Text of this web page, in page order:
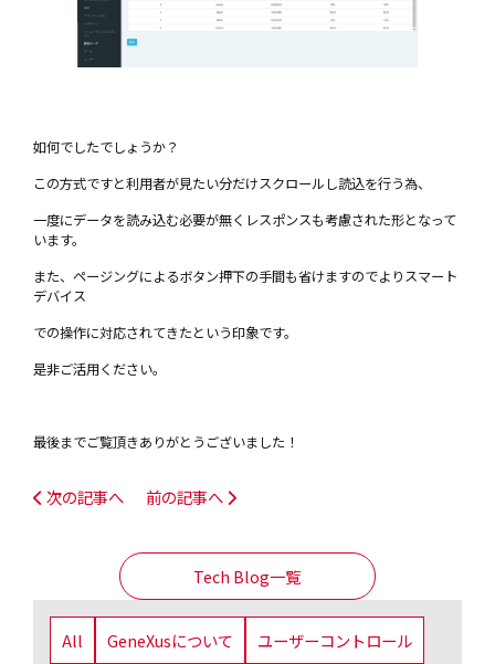
如何でしたでしょうか？
この方式ですと利用者が見たい分だけスクロールし読込を行う為、
一度にデータを読み込む必要が無くレスポンスも考慮された形となって
います。
また、ページングによるボタン押下の手間も省けますのでよりスマート
デバイス
での操作に対応されてきたという印象です。
是非ご活用ください。
最後までご覧頂きありがとうございました！
次の記事へ 前の記事へ
Tech Blog一覧
All GeneXusについて ユーザーコントロール